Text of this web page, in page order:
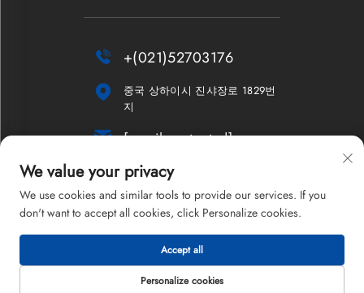
 +(021)52703176

중국 상하이시 진샤장로 1829번
지
 [email protected]
뉴스레터
저작권 © 2026 상하이 맥심 컴퍼니 리미티드. 모든 권리 보유.
개인정보 처리방침
We value your privacy
We use cookies and similar tools to provide our services. If you
don't want to accept all cookies, click Personalize cookies.
Personalize cookies
Accept all